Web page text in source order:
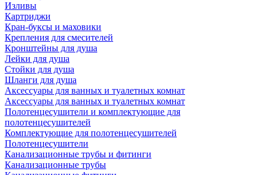
Изливы
Картриджи
Кран-буксы и маховики
Крепления для смесителей
Кронштейны для душа
Лейки для душа
Стойки для душа
Шланги для душа
Аксессуары для ванных и туалетных комнат
Аксессуары для ванных и туалетных комнат
Полотенцесушители и комплектующие для
полотенцесушителей
Комплектующие для полотенцесушителей
Полотенцесушители
Канализационные трубы и фитинги
Канализационные трубы